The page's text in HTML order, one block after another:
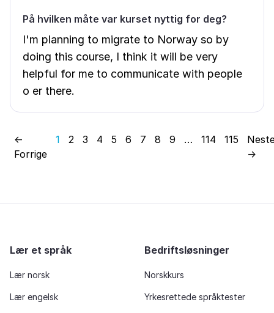
På hvilken måte var kurset nyttig for deg?
I'm planning to migrate to Norway so by
doing this course, I think it will be very
helpful for me to communicate with people
o er there.
←
Forrige
1 2 3 4 5 6 7 8 9 … 114 115
→
Lær et språk
Lær norsk
Lær engelsk
Bedriftsløsninger
Norskkurs
Yrkesrettede språktester